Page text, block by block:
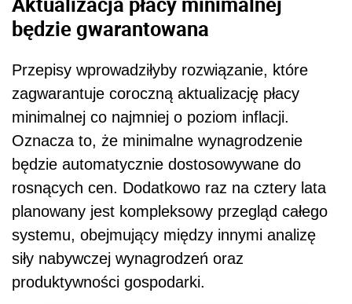
będzie gwarantowana
Przepisy wprowadziłyby rozwiązanie, które
zagwarantuje coroczną aktualizację płacy
minimalnej co najmniej o poziom inflacji.
Oznacza to, że minimalne wynagrodzenie
będzie automatycznie dostosowywane do
rosnących cen. Dodatkowo raz na cztery lata
planowany jest kompleksowy przegląd całego
systemu, obejmujący między innymi analizę
siły nabywczej wynagrodzeń oraz
produktywności gospodarki.